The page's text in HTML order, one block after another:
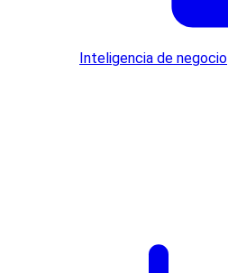
Inteligencia de negocio